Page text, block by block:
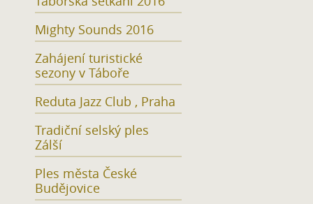
Mighty Sounds 2016
Zahájení turistické
sezony v Táboře
Reduta Jazz Club , Praha
Tradiční selský ples
Zálší
Ples města České
Budějovice